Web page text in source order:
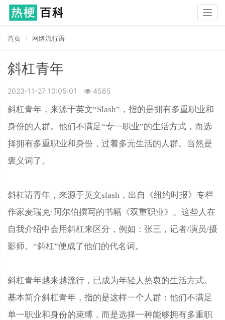
首页 网络流行语
斜杠青年
2023-11-27 10:05:01 4585
斜杠青年，来源于英文“Slash”，指的是拥有多重职业和
身份的人群。他们不满足“专一职业”的生活方式，而选
择拥有多重职业和身份，过着多元生活的人群。当然是
褒义词了。
斜杠请青年，来源于英文slash，出自《纽约时报》专栏
作家麦瑞克·阿尔伯撰写的书籍《双重职业》。这些人在
自我介绍中会用斜杠来区分，例如：张三，记者/演员/摄
影师。“斜杠”便成了他们的代名词。
斜杠青年越来越流行，已成为年轻人热衷的生活方式。
基本简介斜杠青年，指的是这样一个人群：他们不满足
单一职业和身份的束缚，而是选择一种能够拥有多重职